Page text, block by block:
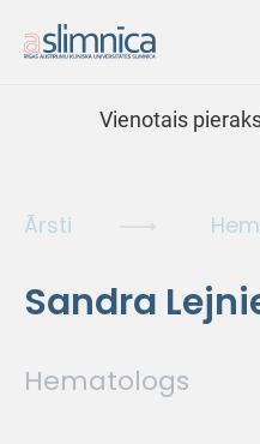
Vienotais
Ārsti
Sandra
Hematologs